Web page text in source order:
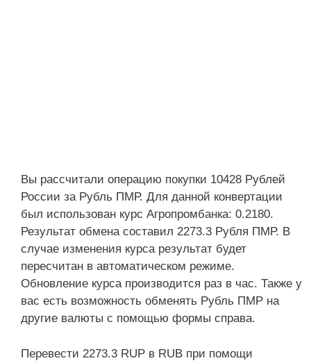
Вы рассчитали операцию покупки 10428 Рублей
России за Рубль ПМР. Для данной конвертации
был использован курс Агропромбанка: 0.2180.
Результат обмена составил 2273.3 Рубля ПМР. В
случае изменения курса результат будет
пересчитан в автоматическом режиме.
Обновление курса производится раз в час. Также у
вас есть возможность обменять Рубль ПМР на
другие валюты с помощью формы справа.
Перевести 2273.3 RUP в RUB при помощи